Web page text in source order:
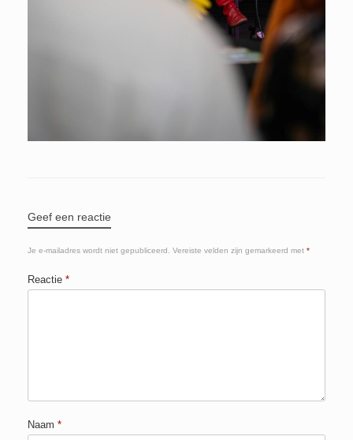
Geef een reactie
Je e-mailadres wordt niet gepubliceerd. Vereiste velden zijn gemarkeerd met *
Reactie *
Naam *